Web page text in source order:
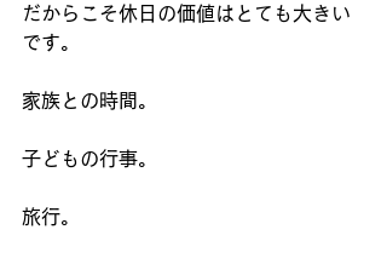
だからこそ休日の価値はとても大きい
です。
家族との時間。
子どもの行事。
旅行。